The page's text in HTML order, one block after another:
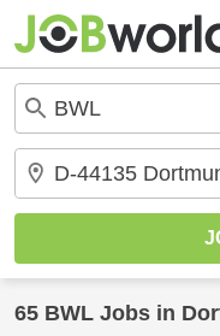
65 BWL Jobs in